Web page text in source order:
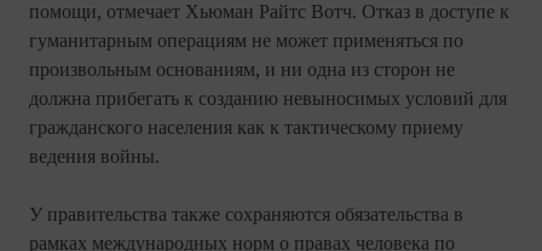
помощи, отмечает Хьюман Райтс Вотч. Отказ в доступе к
гуманитарным операциям не может применяться по
произвольным основаниям, и ни одна из сторон не
должна прибегать к созданию невыносимых условий для
гражданского населения как к тактическому приему
ведения войны.
У правительства также сохраняются обязательства в
рамках международных норм о правах человека по